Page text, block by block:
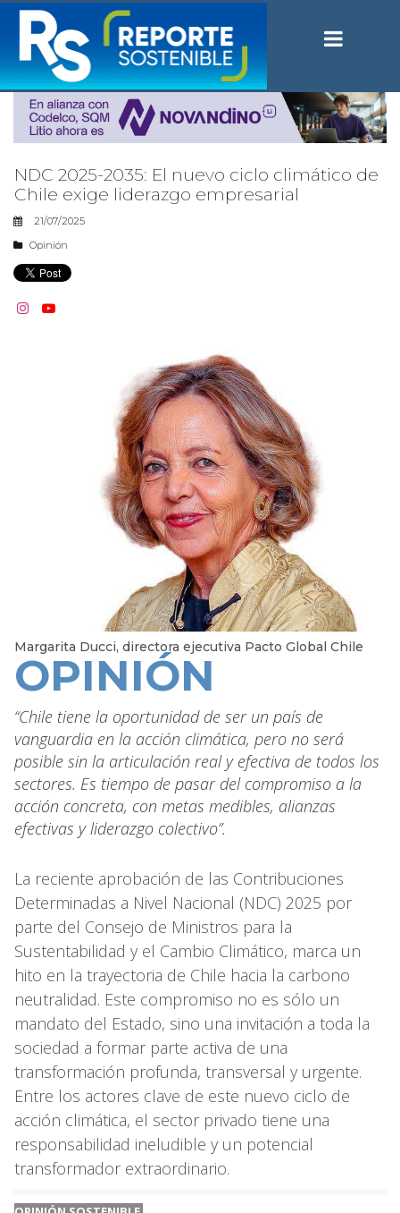
NDC 2025-2035: El nuevo ciclo climático de
Chile exige liderazgo empresarial
21/07/2025
Opinión
 
Margarita Ducci, directora ejecutiva Pacto Global Chile
OPINIÓN
“Chile tiene la oportunidad de ser un país de
vanguardia en la acción climática, pero no será
posible sin la articulación real y efectiva de todos los
sectores. Es tiempo de pasar del compromiso a la
acción concreta, con metas medibles, alianzas
efectivas y liderazgo colectivo”.
La reciente aprobación de las Contribuciones
Determinadas a Nivel Nacional (NDC) 2025 por
parte del Consejo de Ministros para la
Sustentabilidad y el Cambio Climático, marca un
hito en la trayectoria de Chile hacia la carbono
neutralidad. Este compromiso no es sólo un
mandato del Estado, sino una invitación a toda la
sociedad a formar parte activa de una
transformación profunda, transversal y urgente.
Entre los actores clave de este nuevo ciclo de
acción climática, el sector privado tiene una
responsabilidad ineludible y un potencial
transformador extraordinario.